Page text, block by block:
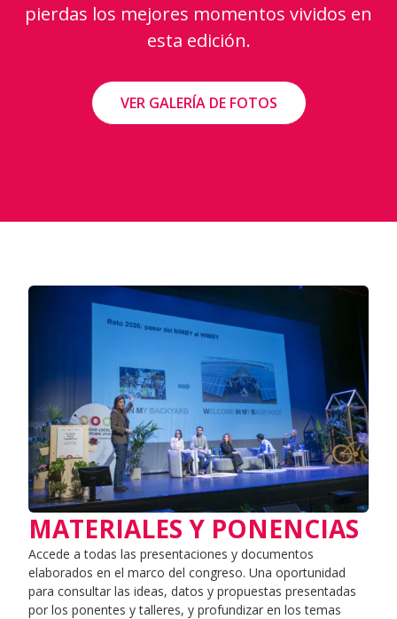
pierdas los mejores momentos vividos en
esta edición.
VER GALERÍA DE FOTOS
MATERIALES Y PONENCIAS
Accede a todas las presentaciones y documentos
elaborados en el marco del congreso. Una oportunidad
para consultar las ideas, datos y propuestas presentadas
por los ponentes y talleres, y profundizar en los temas